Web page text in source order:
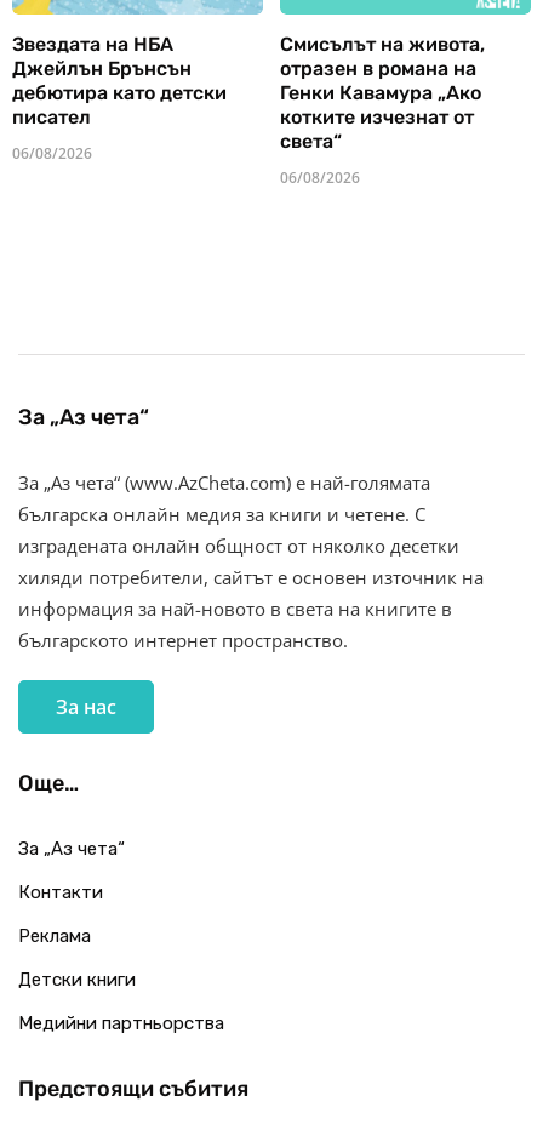
Звездата на НБА
Джейлън Брънсън
дебютира като детски
писател
06/08/2026
Смисълът на живота,
отразен в романа на
Генки Кавамура „Ако
котките изчезнат от
света“
06/08/2026
За „Аз чета“
За „Аз чета“ (www.AzCheta.com) е най-голямата
българска онлайн медия за книги и четене. С
изградената онлайн общност от няколко десетки
хиляди потребители, сайтът е основен източник на
информация за най-новото в света на книгите в
българското интернет пространство.
За нас
Още…
За „Аз чета“
Контакти
Реклама
Детски книги
Медийни партньорства
Предстоящи събития